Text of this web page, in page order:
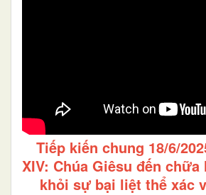
Tiếp kiến chung 18/6/
XIV: Chúa Giêsu đến
khỏi sự bại liệt thể xác